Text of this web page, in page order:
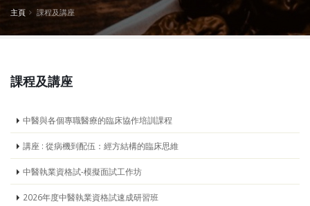
主頁 課程及講座
課程及講座
中醫與各個專職醫療的臨床協作培訓課程
講座 : 從病機到配伍：經方結構的臨床思維
中醫執業資格試-模擬面試工作坊
2026年度中醫執業資格試速成研習班